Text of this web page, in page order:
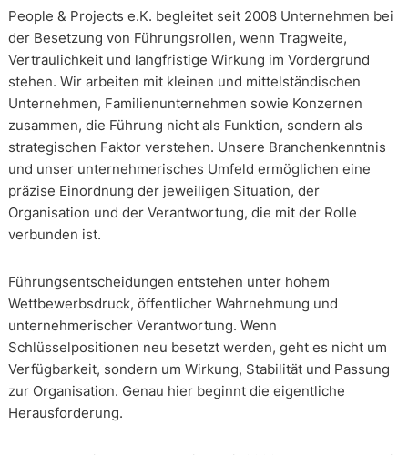
People & Projects e.K. begleitet seit 2008 Unternehmen bei
der Besetzung von Führungsrollen, wenn Tragweite,
Vertraulichkeit und langfristige Wirkung im Vordergrund
stehen. Wir arbeiten mit kleinen und mittelständischen
Unternehmen, Familienunternehmen sowie Konzernen
zusammen, die Führung nicht als Funktion, sondern als
strategischen Faktor verstehen. Unsere Branchenkenntnis
und unser unternehmerisches Umfeld ermöglichen eine
präzise Einordnung der jeweiligen Situation, der
Organisation und der Verantwortung, die mit der Rolle
verbunden ist.
Führungsentscheidungen entstehen unter hohem
Wettbewerbsdruck, öffentlicher Wahrnehmung und
unternehmerischer Verantwortung. Wenn
Schlüsselpositionen neu besetzt werden, geht es nicht um
Verfügbarkeit, sondern um Wirkung, Stabilität und Passung
zur Organisation. Genau hier beginnt die eigentliche
Herausforderung.